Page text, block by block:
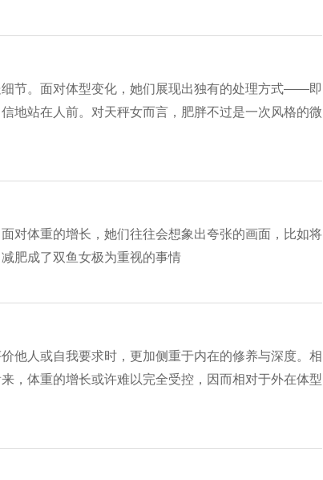
节。面对体型变化，她们展现出独有的处理方式——即
地站在人前。对天秤女而言，肥胖不过是一次风格的微
对体重的增长，她们往往会想象出夸张的画面，比如将
肥成了双鱼女极为重视的事情
他人或自我要求时，更加侧重于内在的修养与深度。相
，体重的增长或许难以完全受控，因而相对于外在体型